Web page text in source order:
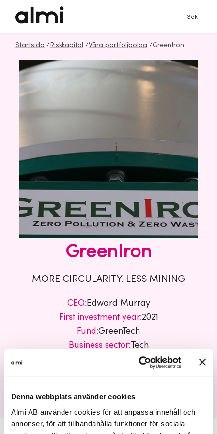
Denna webbplats använder cookies
Almi AB använder cookies för att anpassa innehåll och
annonser, för att tillhandahålla funktioner för sociala
Sök
Startsida / Riskkapital /Våra portföljbolag /GreenIron
GreenIron
MORE CIRCULARITY. LESS MINING
CEO:Edward Murray
First investment year:2021
Fund:GreenTech
Business sector:Tech